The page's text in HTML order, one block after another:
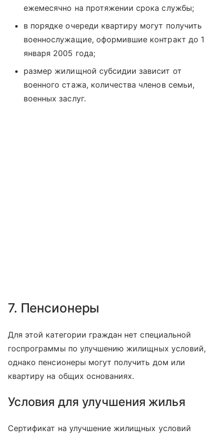
ежемесячно на протяжении срока службы;
в порядке очереди квартиру могут получить
военнослужащие, оформившие контракт до 1
января 2005 года;
размер жилищной субсидии зависит от
военного стажа, количества членов семьи,
военных заслуг.
7. Пенсионеры
Для этой категории граждан нет специальной
госпрограммы по улучшению жилищных условий,
однако пенсионеры могут получить дом или
квартиру на общих основаниях.
Условия для улучшения жилья
Сертификат на улучшение жилищных условий